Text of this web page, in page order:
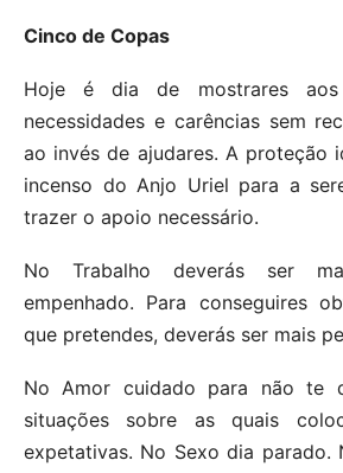
Cinco de Copas
Hoje é dia de mostrares
necessidades e carências sem
ao invés de ajudares. A proteção
incenso do Anjo Uriel para a
trazer o apoio necessário.
No Trabalho deverás ser
empenhado. Para conseguires
que pretendes, deverás ser mais
No Amor cuidado para não te
situações sobre as quais
expetativas. No Sexo dia parado.